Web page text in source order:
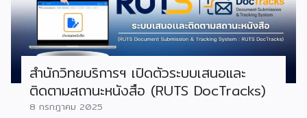
สำนักวิทยบริการฯ เปิดตัวระบบเสนอและ
ติดตามสถานะหนังสือ (RUTS DocTracks)
8 กรกฎาคม 2025